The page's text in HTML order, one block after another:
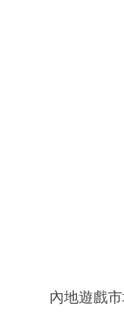
內地遊戲